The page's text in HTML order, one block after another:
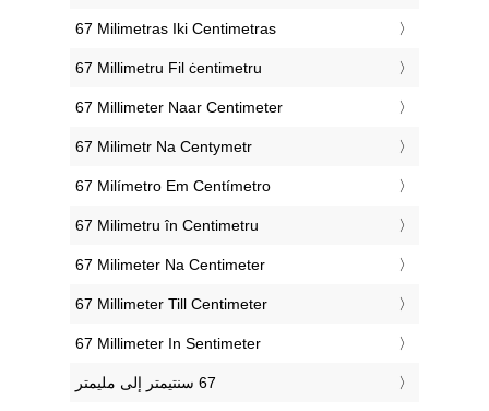
‎67 Milimetras Iki Centimetras
‎67 Millimetru Fil ċentimetru
‎67 Millimeter Naar Centimeter
‎67 Milimetr Na Centymetr
‎67 Milímetro Em Centímetro
‎67 Milimetru în Centimetru
‎67 Milimeter Na Centimeter
‎67 Millimeter Till Centimeter
‎67 Millimeter In Sentimeter